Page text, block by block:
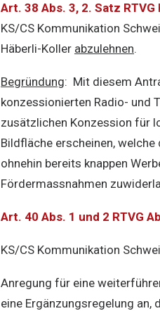
Art. 38 Abs. 3, 2. Satz
KS/CS Kommunikation
Häberli-Koller abzulehnen.
Begründung: Mit diesem
konzessionierten Radio- und
zusätzlichen Konzession für
Bildfläche erscheinen,
ohnehin bereits knappen
Fördermassnahmen
Art. 40 Abs. 1 und 2 RTVG
KS/CS Kommunikation
Anregung für eine
eine Ergänzungsregelung